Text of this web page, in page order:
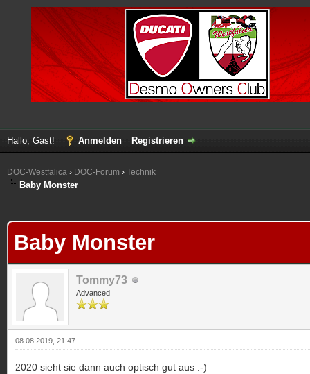
Hallo, Gast! Anmelden Registrieren
DOC-Westfalica › DOC-Forum › Technik
Baby Monster
Baby Monster
Tommy73
Advanced
08.08.2019, 21:47
2020 sieht sie dann auch optisch gut aus :-)